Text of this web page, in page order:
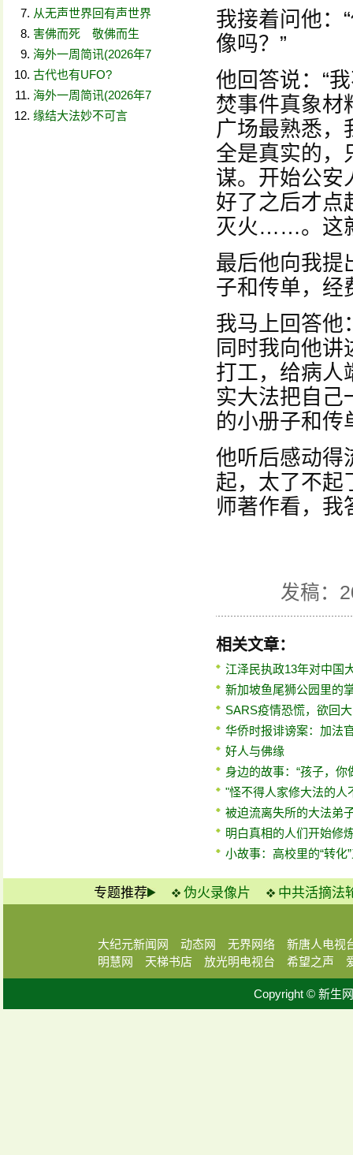
从无声世界回有声世界
害佛而死 敬佛而生
海外一周简讯(2026年7
古代也有UFO?
海外一周简讯(2026年7
缘结大法妙不可言
我接着问他：
像吗？”
他回答说：“
焚事件真象材
广场最熟悉，
全是真实的，
谋。开始公安
好了之后才点
灭火……。这
最后他向我提
子和传单，经
我马上回答他
同时我向他
打工，给病人
实大法把自己
的小册子和传
他听后感动得
起，太了不起
师著作看，我
发稿：
相关文章：
江泽民执政13年对中国
新加坡鱼尾狮公园里的
SARS疫情恐慌，欲回
华侨时报诽谤案：加法
好人与佛缘
身边的故事：“孩子，
"怪不得人家修大法的人
被迫流离失所的大法弟
明白真相的人们开始修
小故事：高校里的“转化
专题推荐 伪火录像片 中共活摘法
大纪元新闻网 动态网 无界网络
新唐人电视
明慧网
天梯书店 放光明电视台 希望之声
Copyright © 新生